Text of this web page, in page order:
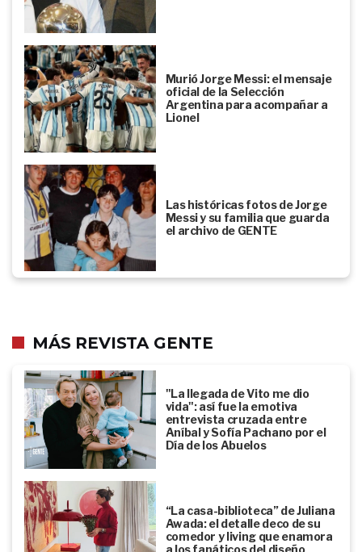
Murió Jorge Messi: el mensaje
oficial de la Selección
Argentina para acompañar a
Lionel
Las históricas fotos de Jorge
Messi y su familia que guarda
el archivo de GENTE
MÁS REVISTA GENTE
"La llegada de Vito me dio
vida": así fue la emotiva
entrevista cruzada entre
Aníbal y Sofía Pachano por el
Día de los Abuelos
“La casa-biblioteca” de Juliana
Awada: el detalle deco de su
comedor y living que enamora
a los fanáticos del diseño